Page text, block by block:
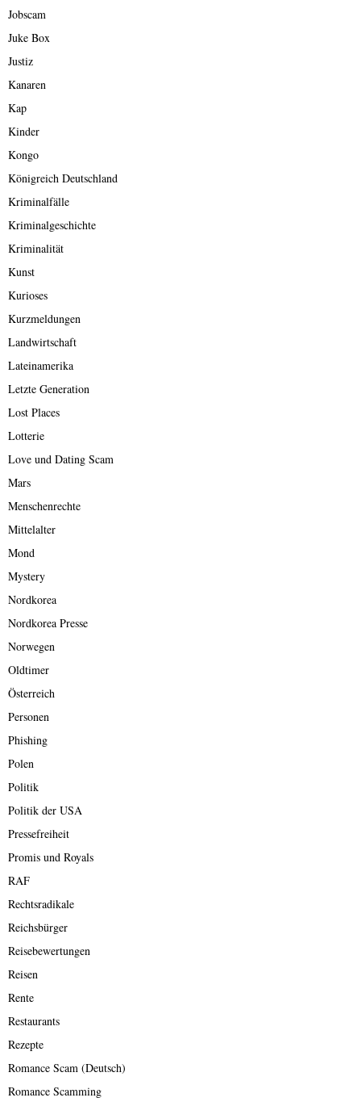
Jobscam
Juke Box
Justiz
Kanaren
Kap
Kinder
Kongo
Königreich Deutschland
Kriminalfälle
Kriminalgeschichte
Kriminalität
Kunst
Kurioses
Kurzmeldungen
Landwirtschaft
Lateinamerika
Letzte Generation
Lost Places
Lotterie
Love und Dating Scam
Mars
Menschenrechte
Mittelalter
Mond
Mystery
Nordkorea
Nordkorea Presse
Norwegen
Oldtimer
Österreich
Personen
Phishing
Polen
Politik
Politik der USA
Pressefreiheit
Promis und Royals
RAF
Rechtsradikale
Reichsbürger
Reisebewertungen
Reisen
Rente
Restaurants
Rezepte
Romance Scam (Deutsch)
Romance Scamming